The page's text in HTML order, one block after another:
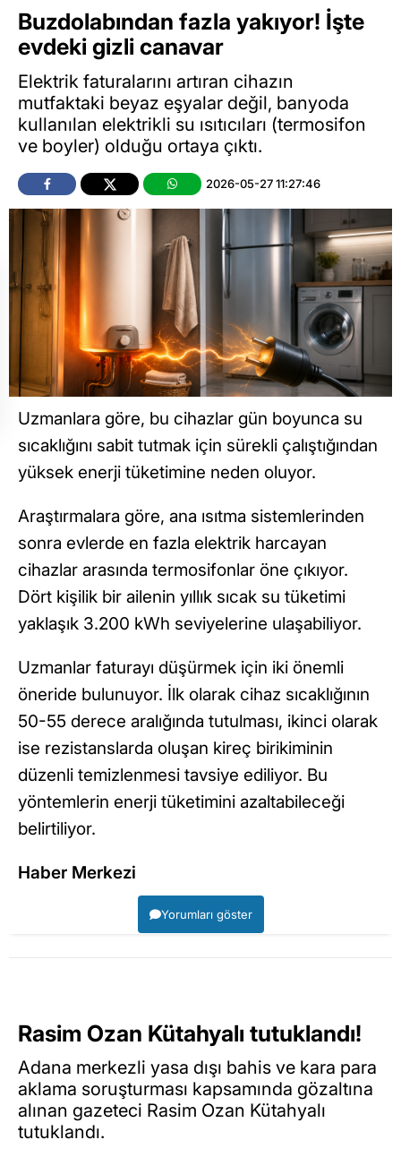
Buzdolabından fazla yakıyor! İşte
evdeki gizli canavar
Elektrik faturalarını artıran cihazın
mutfaktaki beyaz eşyalar değil, banyoda
kullanılan elektrikli su ısıtıcıları (termosifon
ve boyler) olduğu ortaya çıktı.
2026-05-27 11:27:46
Uzmanlara göre, bu cihazlar gün boyunca su
sıcaklığını sabit tutmak için sürekli çalıştığından
yüksek enerji tüketimine neden oluyor.
Araştırmalara göre, ana ısıtma sistemlerinden
sonra evlerde en fazla elektrik harcayan
cihazlar arasında termosifonlar öne çıkıyor.
Dört kişilik bir ailenin yıllık sıcak su tüketimi
yaklaşık 3.200 kWh seviyelerine ulaşabiliyor.
Uzmanlar faturayı düşürmek için iki önemli
öneride bulunuyor. İlk olarak cihaz sıcaklığının
50-55 derece aralığında tutulması, ikinci olarak
ise rezistanslarda oluşan kireç birikiminin
düzenli temizlenmesi tavsiye ediliyor. Bu
yöntemlerin enerji tüketimini azaltabileceği
belirtiliyor.
Haber Merkezi
Yorumları göster
Rasim Ozan Kütahyalı tutuklandı!
Adana merkezli yasa dışı bahis ve kara para
aklama soruşturması kapsamında gözaltına
alınan gazeteci Rasim Ozan Kütahyalı
tutuklandı.